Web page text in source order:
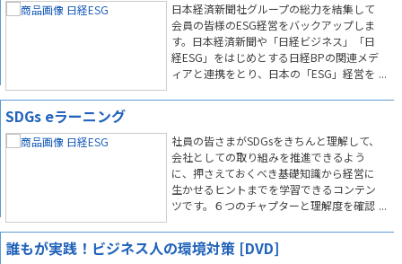
日本経済新聞社グループの総力を結集して
会員の皆様のESG経営をバックアップしま
す。日本経済新聞や「日経ビジネス」「日
経ESG」をはじめとする日経BPの関連メデ
ィアと連携をとり、日本の「ESG」経営を
SDGs eラーニング
社員の皆さまがSDGsをきちんと理解して、
会社としての取り組みを推進できるよう
に、押さえておくべき基礎知識から経営に
生かせるヒントまでを学習できるコンテン
ツです。６つのチャプターと理解度を確認
誰もが実践！ビジネス人の環境対策 [DVD]